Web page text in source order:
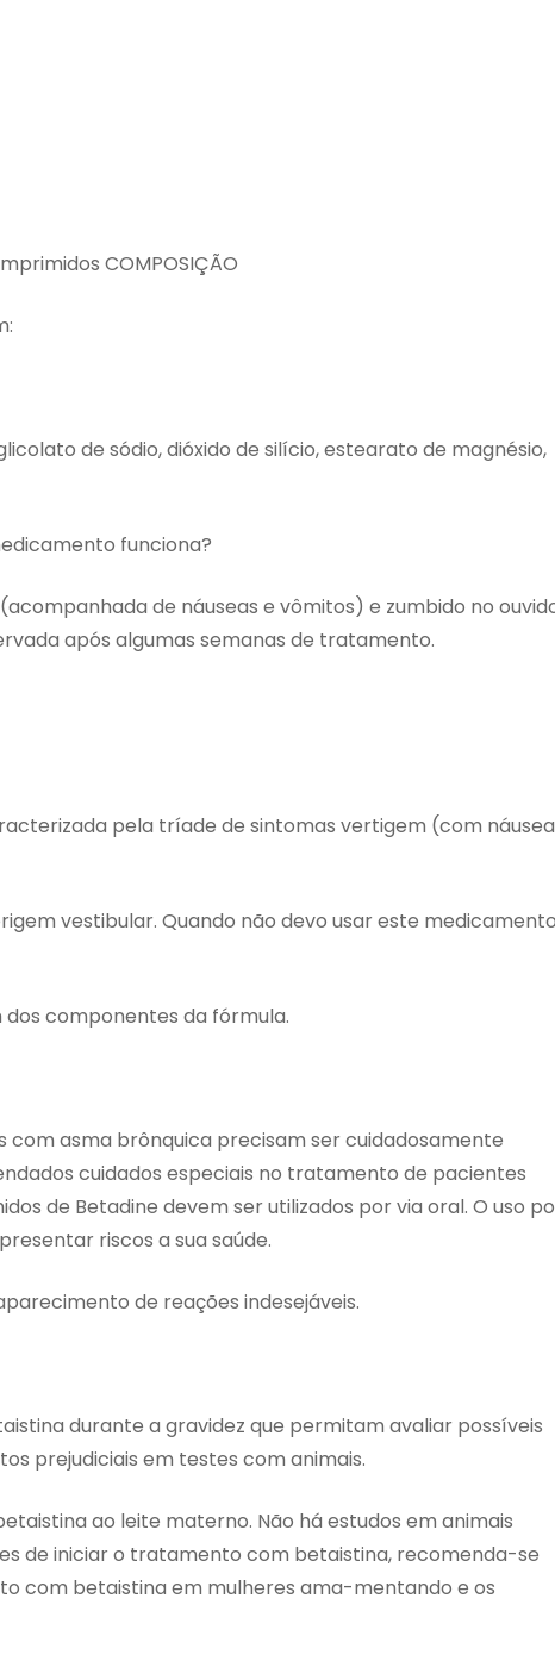
COMPOSIÇÃO
de sódio, dióxido de silício, estearato de magnésio,
funciona?
de náuseas e vômitos) e zumbido no
após algumas semanas de tratamento.
pela tríade de sintomas vertigem (com
vestibular. Quando não devo usar este
dos componentes da fórmula.
asma brônquica precisam ser cuidadosamente
cuidados especiais no tratamento de pacientes
de Betadine devem ser utilizados por via oral. O uso
riscos a sua saúde.
de reações indesejáveis.
durante a gravidez que permitam avaliar possíveis
prejudiciais em testes com animais.
ao leite materno. Não há estudos em animais
de iniciar o tratamento com betaistina, recomenda-se
com betaistina em mulheres ama-mentando e os